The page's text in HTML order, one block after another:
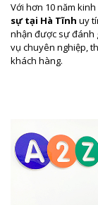
Với hơn 10 năm
sự tại Hà Tĩnh uy
nhận được sự đánh
vụ chuyên nghiệp,
khách hàng.